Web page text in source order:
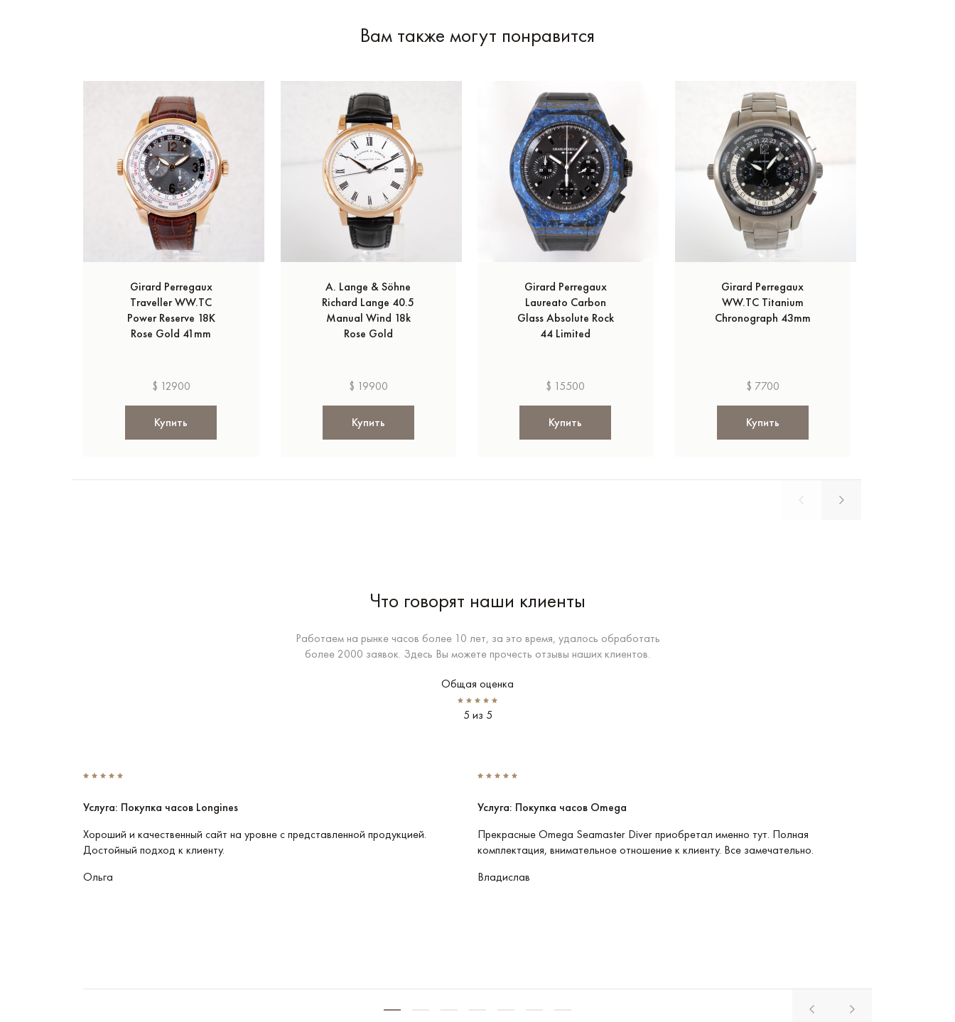
Вам также могут понравится
Girard Perregaux
Traveller WW.TC
Power Reserve 18K
Rose Gold 41mm
$ 12900
Купить
A. Lange & Söhne
Richard Lange 40.5
Manual Wind 18k
Rose Gold
$ 19900
Купить
Girard Perregaux
Laureato Carbon
Glass Absolute Rock
44 Limited
$ 15500
Купить
Girard Perregaux
WW.TC Titanium
Chronograph 43mm
$ 7700
Купить
Что говорят наши клиенты
Работаем на рынке часов более 10 лет, за это время, удалось обработать
более 2000 заявок. Здесь Вы можете прочесть отзывы наших клиентов.
Общая оценка
5 из 5
Услуга: Покупка часов Longines
Хороший и качественный сайт на уровне с представленной продукцией.
Достойный подход к клиенту.
Ольга
Услуга: Покупка часов Omega
Прекрасные Omega Seamaster Diver приобретал именно тут. Полная
комплектация, внимательное отношение к клиенту. Все замечательно.
Владислав